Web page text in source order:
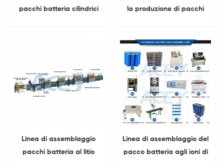
pacchi batteria cilindrici
la produzione di pacchi
Linea di assemblaggio
pacchi batteria al litio
Linea di assemblaggio del
pacco batteria agli ioni di